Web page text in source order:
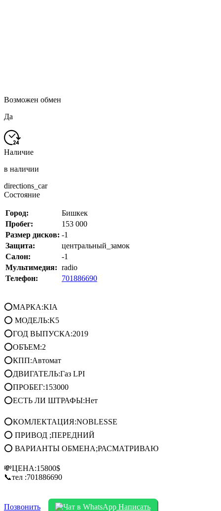
Возможен обмен
Да
Наличие
в наличии
directions_car
Состояние
Город:
Бишкек
Пробег:
153 000
Размер дисков: -1
Защита:
центральный_замок
Салон:
-1
Мультимедия: radio
Телефон:
701886690
⭕МАРКА:KIA
⭕ МОДЕЛЬ:K5
⭕ГОД ВЫПУСКА:2019
⭕ОБЪЕМ:2
⭕КПП:Автомат
⭕ДВИГАТЕЛЬ:Газ LPI
⭕ПРОБЕГ:153000
⭕ЕСТЬ ЛИ ШТРАФЫ:Нет
⭕КОМЛЕКТАЦИЯ:NOBLESSE
⭕ ПРИВОД ;ПЕРЕДНИЙ
⭕ ВАРИАНТЫ ОБМЕНА;РАСМАТРИВАЮ
💸ЦЕНА:15800$
📞тел :701886690
Позвонить Написать